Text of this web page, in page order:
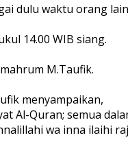
dulu waktu orang
14.00 WIB siang.
M.Taufik.
menyampaikan,
Al-Quran; semua
wa inna ilaihi